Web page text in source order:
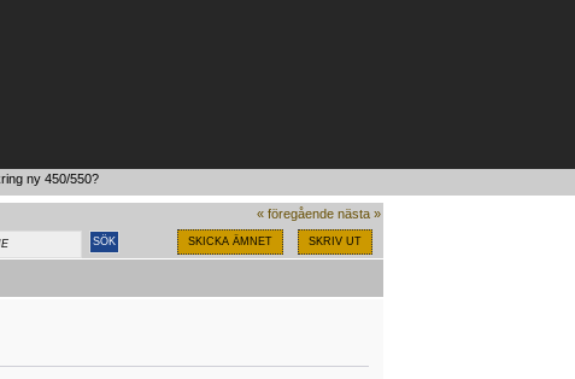
ny 450/550?
« föregående nästa »
SKICKA ÄMNET SKRIV UT